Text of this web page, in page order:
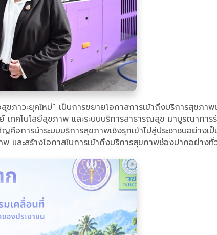
าวะยุคใหม่” เป็นการขยายโอกาสการเข้าถึงบริการสุขภาพ
ทคโนโลยีสุขภาพ และระบบบริการสาธารณสุข มาบูรณากา
การนำระบบบริการสุขภาพเชิงรุกเข้าไปสู่ประชาชนอย่างเป็
ละสร้างโอกาสในการเข้าถึงบริการสุขภาพช่องปากอย่างทั่